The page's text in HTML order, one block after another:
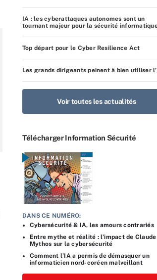
IA : les cyberattaques autonomes sont un
tournant majeur pour la sécurité
Top départ pour le Cyber Resilience Act
Les grands dirigeants peinent à bien utiliser
Voir toutes les actualités
Télécharger Information Sécurité
DANS CE NUMÉRO:
Cybersécurité & IA, les amours contrariés
Entre mythe et réalité : l’impact de Claude
Mythos sur la cybersécurité
Comment l’IA a permis de démasquer un
informaticien nord-coréen malveillant